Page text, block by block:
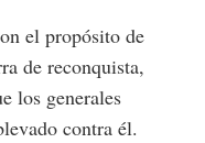
el propósito de
de reconquista,
los generales
contra él.